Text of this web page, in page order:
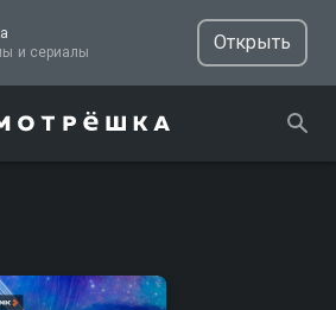
ТВ, фильмы и сериалы
Открыть